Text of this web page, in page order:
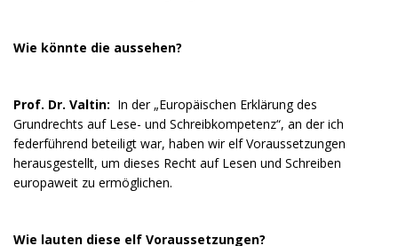
Wie könnte die aussehen?
Prof. Dr. Valtin: In der „Europäischen Erklärung des
Grundrechts auf Lese- und Schreibkompetenz“, an der ich
federführend beteiligt war, haben wir elf Voraussetzungen
herausgestellt, um dieses Recht auf Lesen und Schreiben
europaweit zu ermöglichen.
Wie lauten diese elf Voraussetzungen?